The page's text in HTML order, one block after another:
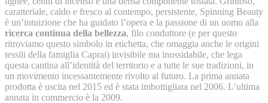
caratteriale, caldo e fresco al contempo, persistente, Spinning Beauty
è un’intuizione che ha guidato l’opera e la passione di un uomo alla
ricerca continua della bellezza, filo conduttore (e per questo
ritroviamo questo simbolo in etichetta, che omaggia anche le origini
tessili della famiglia Caprai) invisibile ma inossidabile, che lega
questa cantina all’identità del territorio e a tutte le sue tradizioni, in
un movimento incessantemente rivolto al futuro. La prima annata
prodotta è uscita nel 2015 ed è stata imbottigliata nel 2006. L’ultima
annata in commercio è la 2009.